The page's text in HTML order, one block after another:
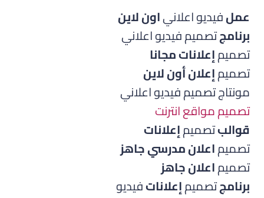
عملفيديو اعلانياون لاين
برنامجتصميم فيديو اعلاني
تصميمإعلانات مجانا
تصميمإعلان أون لاين
مونتاج تصميم فيديو اعلاني
تصميم مواقع انترنت
قوالبتصميمإعلانات
تصميماعلان مدرسي جاهز
تصميماعلان جاهز
برنامجتصميمإعلاناتفيديو